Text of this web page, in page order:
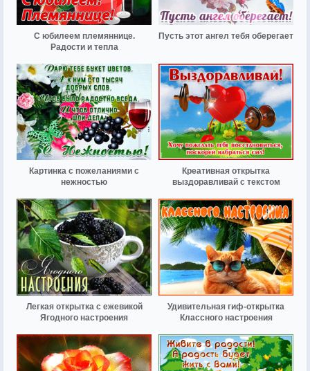
С юбилеем племяннице.
Радости и тепла
Пусть этот ангел тебя оберегает
Картинка с пожеланиями с
нежностью
Креативная открытка
выздоравливай с текстом
Легкая открытка с ежевикой
Ягодного настроения
Удивительная гиф-открытка
Классного настроения